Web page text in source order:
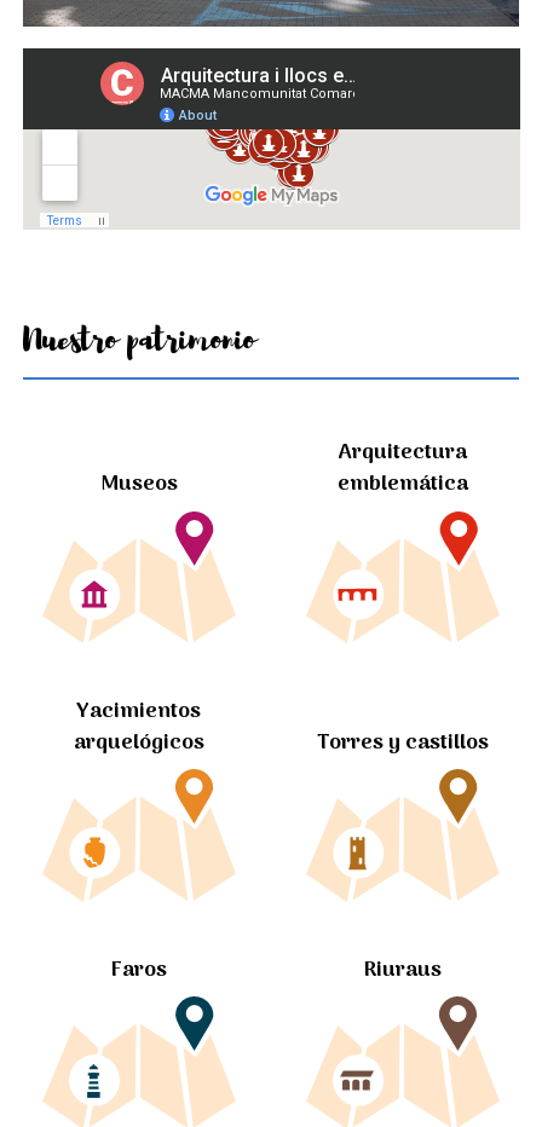
Nuestro patrimonio
Museos
Arquitectura
emblemática
Yacimientos
arquelógicos
Torres y castillos
Faros Riuraus